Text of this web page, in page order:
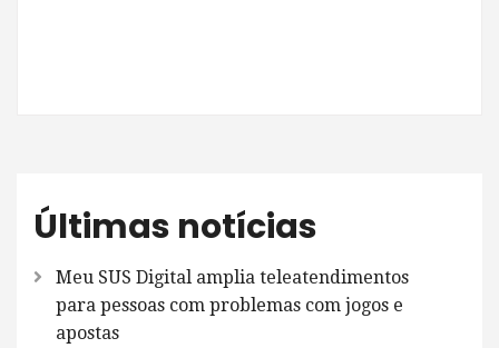
Últimas notícias
Meu SUS Digital amplia teleatendimentos
para pessoas com problemas com jogos e
apostas